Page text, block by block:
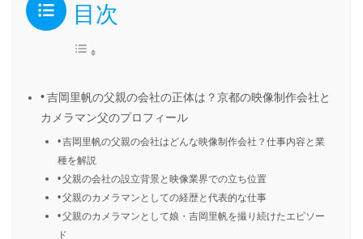
目次
吉岡里帆の父親の会社の正体は？京都の映像制作会社と
カメラマン父のプロフィール
吉岡里帆の父親の会社はどんな映像制作会社？仕事内容と業
種を解説
父親の会社の設立背景と映像業界での立ち位置
父親のカメラマンとしての経歴と代表的な仕事
父親のカメラマンとして娘・吉岡里帆を撮り続けたエピソー
ド